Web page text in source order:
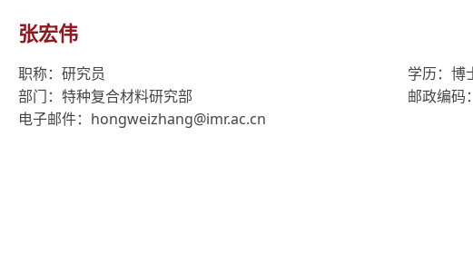
张宏伟
职称：研究员
学历：博
部门：特种复合材料研究部
邮政编码
电子邮件：hongweizhang@imr.ac.cn